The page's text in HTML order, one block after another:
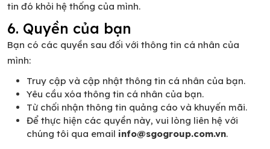
tin đó khỏi hệ thống của mình.
6. Quyền của bạn
Bạn có các quyền sau đối với thông tin cá nhân của
mình:
Truy cập và cập nhật thông tin cá nhân của bạn.
Yêu cầu xóa thông tin cá nhân của bạn.
Từ chối nhận thông tin quảng cáo và khuyến mãi.
Để thực hiện các quyền này, vui lòng liên hệ với
chúng tôi qua email info@sgogroup.com.vn.